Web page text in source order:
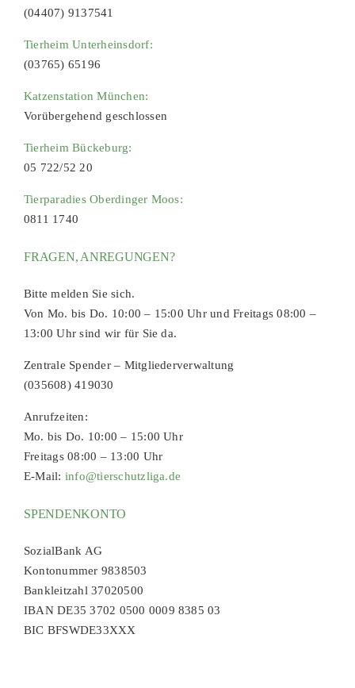
(04407) 9137541
Tierheim Unterheinsdorf:
(03765) 65196
Katzenstation München:
Vorübergehend geschlossen
Tierheim Bückeburg:
05 722/52 20
Tierparadies Oberdinger Moos:
0811 1740
FRAGEN, ANREGUNGEN?
Bitte melden Sie sich.
Von Mo. bis Do. 10:00 – 15:00 Uhr und Freitags 08:00 –
13:00 Uhr sind wir für Sie da.
Zentrale Spender – Mitgliederverwaltung
(035608) 419030
Anrufzeiten:
Mo. bis Do. 10:00 – 15:00 Uhr
Freitags 08:00 – 13:00 Uhr
E-Mail: info@tierschutzliga.de
SPENDENKONTO
SozialBank AG
Kontonummer 9838503
Bankleitzahl 37020500
IBAN DE35 3702 0500 0009 8385 03
BIC BFSWDE33XXX